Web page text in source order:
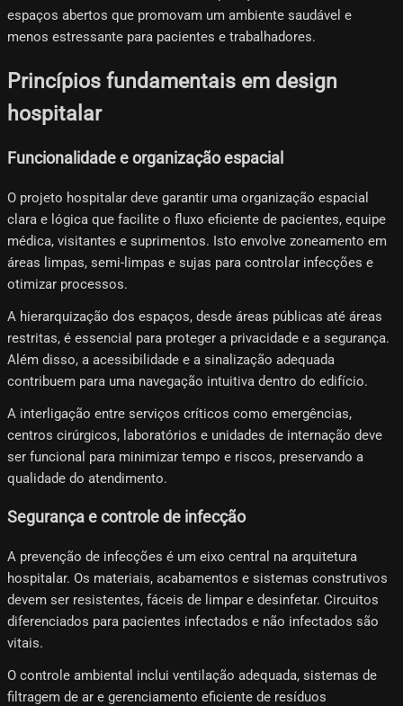
espaços abertos que promovam um ambiente saudável e
menos estressante para pacientes e trabalhadores.
Princípios fundamentais em design
hospitalar
Funcionalidade e organização espacial
O projeto hospitalar deve garantir uma organização espacial
clara e lógica que facilite o fluxo eficiente de pacientes, equipe
médica, visitantes e suprimentos. Isto envolve zoneamento em
áreas limpas, semi-limpas e sujas para controlar infecções e
otimizar processos.
A hierarquização dos espaços, desde áreas públicas até áreas
restritas, é essencial para proteger a privacidade e a segurança.
Além disso, a acessibilidade e a sinalização adequada
contribuem para uma navegação intuitiva dentro do edifício.
A interligação entre serviços críticos como emergências,
centros cirúrgicos, laboratórios e unidades de internação deve
ser funcional para minimizar tempo e riscos, preservando a
qualidade do atendimento.
Segurança e controle de infecção
A prevenção de infecções é um eixo central na arquitetura
hospitalar. Os materiais, acabamentos e sistemas construtivos
devem ser resistentes, fáceis de limpar e desinfetar. Circuitos
diferenciados para pacientes infectados e não infectados são
vitais.
O controle ambiental inclui ventilação adequada, sistemas de
filtragem de ar e gerenciamento eficiente de resíduos